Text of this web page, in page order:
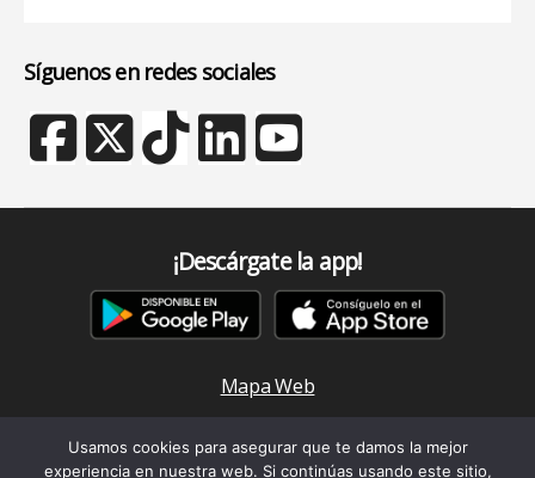
Síguenos en redes sociales
¡Descárgate la app!
Mapa Web
Aviso Legal y Política de Privacidad
Política de cookies
Usamos cookies para asegurar que te damos la mejor
experiencia en nuestra web. Si continúas usando este sitio,